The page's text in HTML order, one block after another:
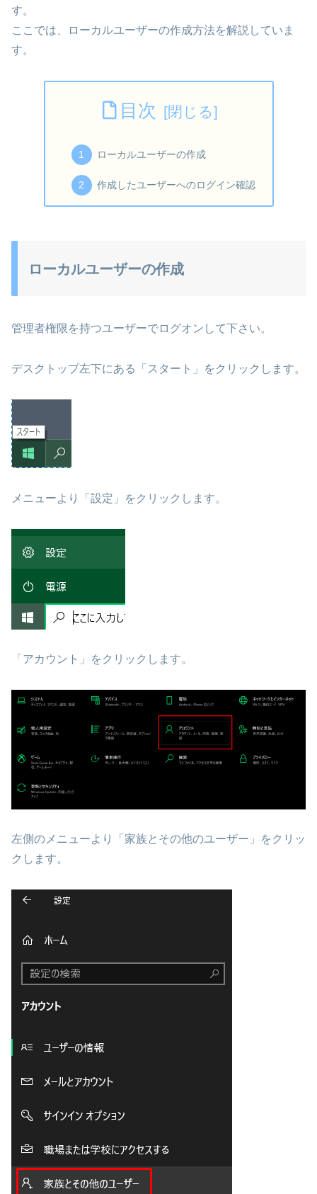
す。
ここでは、ローカルユーザーの作成方法を解説していま
す。
目次
ローカルユーザーの作成
作成したユーザーへのログイン確認
ローカルユーザーの作成
管理者権限を持つユーザーでログオンして下さい。
デスクトップ左下にある「スタート」をクリックします。
メニューより「設定」をクリックします。
「アカウント」をクリックします。
左側のメニューより「家族とその他のユーザー」をクリッ
クします。